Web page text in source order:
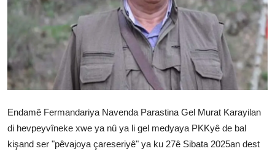
Türkçe Kurdi
Endamê Fermandariya Navenda Parastina Gel Murat Karayilan
di hevpeyvîneke xwe ya nû ya li gel medyaya PKKyê de bal
kişand ser "pêvajoya çareseriyê" ya ku 27ê Sibata 2025an dest